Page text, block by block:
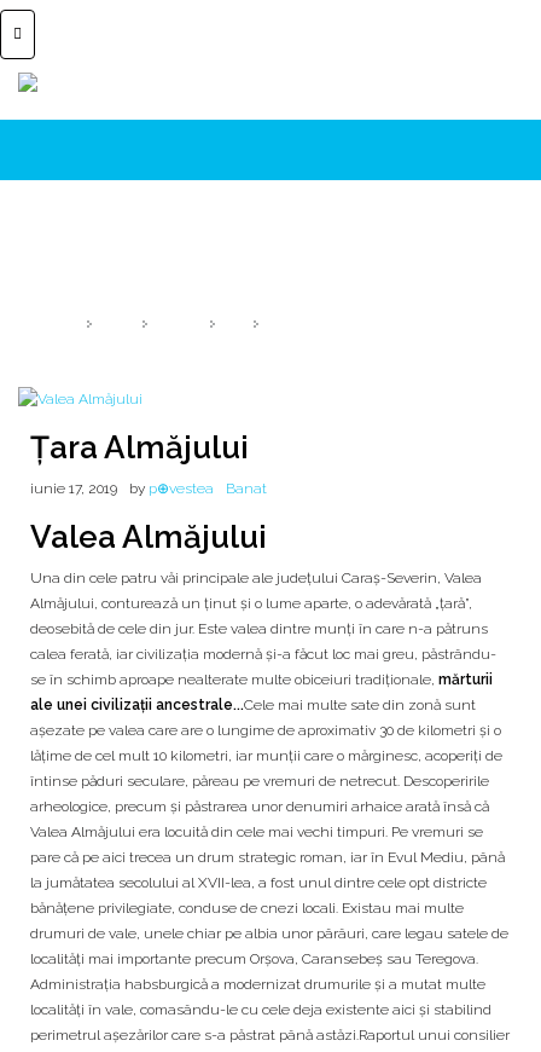
Țara Almăjului
iunie 17, 2019 by p⊕vestea Banat
Valea Almăjului
Una din cele patru văi principale ale județului Caraș-Severin, Valea
Almăjului, conturează un ținut și o lume aparte, o adevărată „țară”,
deosebită de cele din jur. Este valea dintre munți în care n-a pătruns
calea ferată, iar civilizația modernă și-a făcut loc mai greu, păstrându-
se în schimb aproape nealterate multe obiceiuri tradiționale, mărturii
ale unei civilizații ancestrale...Cele mai multe sate din zonă sunt
așezate pe valea care are o lungime de aproximativ 30 de kilometri și o
lățime de cel mult 10 kilometri, iar munții care o mărginesc, acoperiți de
întinse păduri seculare, păreau pe vremuri de netrecut. Descoperirile
arheologice, precum și păstrarea unor denumiri arhaice arată însă că
Valea Almăjului era locuită din cele mai vechi timpuri. Pe vremuri se
pare că pe aici trecea un drum strategic roman, iar în Evul Mediu, până
la jumătatea secolului al XVII-lea, a fost unul dintre cele opt districte
bănățene privilegiate, conduse de cnezi locali. Existau mai multe
drumuri de vale, unele chiar pe albia unor pârâuri, care legau satele de
localități mai importante precum Orșova, Caransebeș sau Teregova.
Administrația habsburgică a modernizat drumurile și a mutat multe
localități în vale, comasându-le cu cele deja existente aici și stabilind
perimetrul așezărilor care s-a păstrat până astăzi.Raportul unui consilier